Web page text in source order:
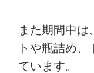
また期間中は
トや瓶詰め
ています。